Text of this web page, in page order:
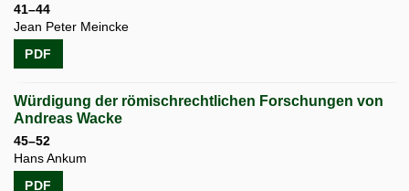
41–44
Jean Peter Meincke
PDF
Würdigung der römischrechtlichen Forschungen von
Andreas Wacke
45–52
Hans Ankum
PDF